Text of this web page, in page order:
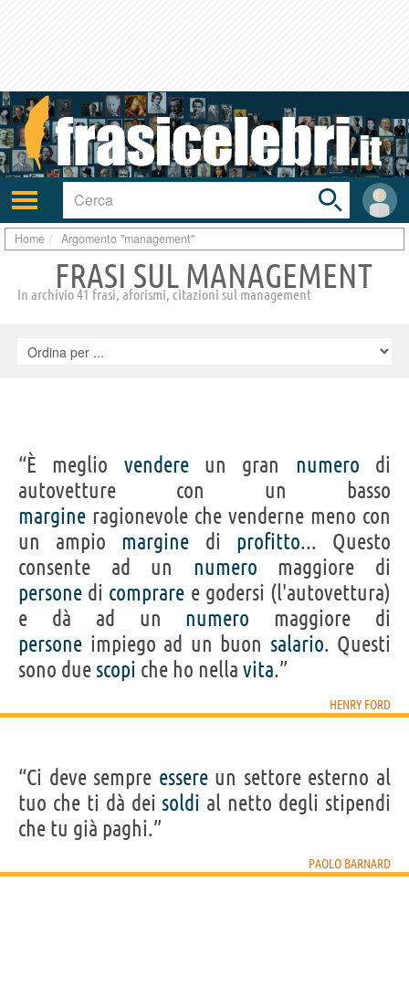
Attiva/disattiva
navigazione
User
area
Toggle
search
bar
Home Argomento "management"
FRASI SUL MANAGEMENT
In archivio 41 frasi, aforismi, citazioni sul management
“È meglio vendereun gran numero di
autovetture con un basso
margine ragionevole che venderne meno con
un ampio margine di profitto... Questo
consente ad un numero maggiore di
persone di comprare e godersi (l'autovettura)
e dà ad un numero maggiore di
persone impiego ad un buon salario. Questi
sono due scopi che ho nella vita.”
HENRY FORD
“Ci deve sempre essereun settore esterno al
tuo che ti dà dei soldi al netto degli stipendi
che tu già paghi.”
PAOLO BARNARD